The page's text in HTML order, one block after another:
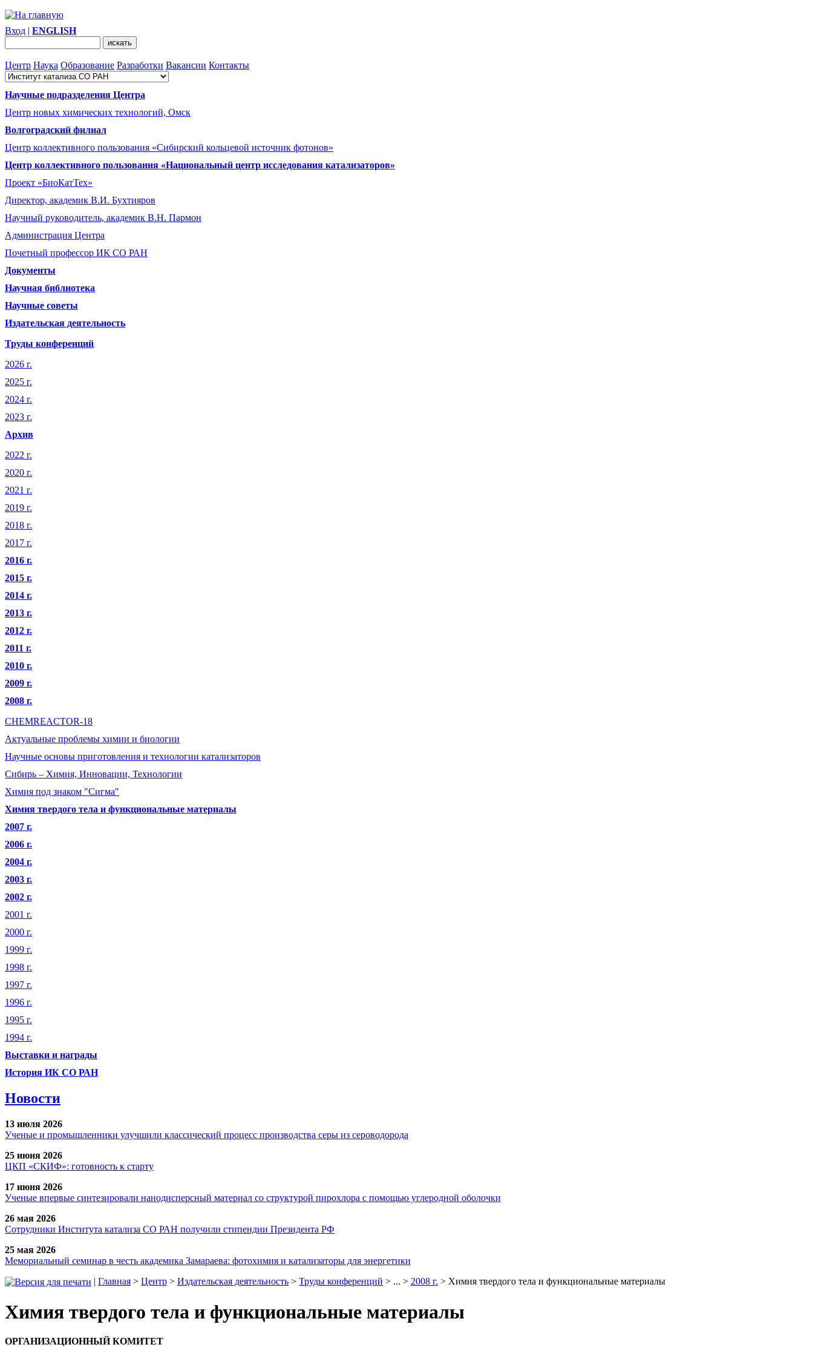
Вход | ENGLISH
Центр Наука Образование Разработки Вакансии Контакты
Научные подразделения Центра
Центр новых химических технологий, Омск
Волгоградский филиал
Центр коллективного пользования «Сибирский кольцевой источник фотонов»
Центр коллективного пользования «Национальный центр исследования катализаторов»
Проект «БиоКатТех»
Директор, академик В.И. Бухтияров
Научный руководитель, академик В.Н. Пармон
Администрация Центра
Почетный профессор ИК СО РАН
Документы
Научная библиотека
Научные советы
Издательская деятельность
Труды конференций
2026 г.
2025 г.
2024 г.
2023 г.
Архив
2022 г.
2020 г.
2021 г.
2019 г.
2018 г.
2017 г.
2016 г.
2015 г.
2014 г.
2013 г.
2012 г.
2011 г.
2010 г.
2009 г.
2008 г.
CHEMREACTOR-18
Актуальные проблемы химии и биологии
Научные основы приготовления и технологии катализаторов
Сибирь – Химия, Инновации, Технологии
Химия под знаком "Сигма"
Химия твердого тела и функциональные материалы
2007 г.
2006 г.
2004 г.
2003 г.
2002 г.
2001 г.
2000 г.
1999 г.
1998 г.
1997 г.
1996 г.
1995 г.
1994 г.
Выставки и награды
История ИК СО РАН
Новости
13 июля 2026
Ученые и промышленники улучшили классический процесс производства серы из сероводорода
25 июня 2026
ЦКП «СКИФ»: готовность к старту
17 июня 2026
Ученые впервые синтезировали нанодисперсный материал со структурой пирохлора с помощью углеродной оболочки
26 мая 2026
Сотрудники Института катализа СО РАН получили стипендии Президента РФ
25 мая 2026
Мемориальный семинар в честь академика Замараева: фотохимия и катализаторы для энергетики
| Главная > Центр > Издательская деятельность > Труды конференций > ... > 2008 г. > Химия твердого тела и функциональные материалы
Химия твердого тела и функциональные материалы
ОРГАНИЗАЦИОННЫЙ КОМИТЕТ